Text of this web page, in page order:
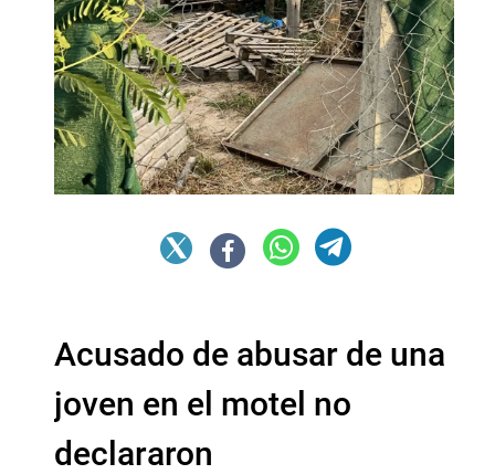
Acusado de abusar de una
joven en el motel no
declararon